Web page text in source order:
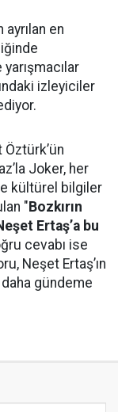
ayrılan en
izleyiciler
Joker, her
kültürel bilgiler
"Bozkırın
Ertaş’a bu
cevabı ise
Neşet Ertaş’ın
gündeme